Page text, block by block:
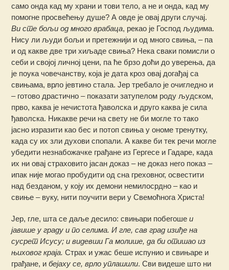
само онда кад му храни и тови тело, а не и онда, кад му
помогне просвећењу душе? А овде је овај други случај.
Ви сте бољи од много врабаца, рекао је Господ људима.
Нису ли људи бољи и претежнији и од много свиња, – па
и од какве две три хиљаде свиња? Нека сваки помисли о
себи и својој личној цени, па ће брзо доћи до уверења, да
је поука човечанству, која је дата кроз овај догађај са
свињама, врло јевтино стала. Јер требало је очигледно и
– готово драстично – показати затупелом роду људском,
прво, каква је нечистота ђаволска и друго каква је сила
ђаволска. Никакве речи на свету не би могле то тако
јасно изразити као бес и потоп свиња у ономе тренутку,
када су их зли духови спопали. А какве би тек речи могле
убедити незнабожачке грађане из Гергесе и Гадаре, када
их ни овај страховито јасан доказ – не доказ него показ –
ипак није могао пробудити од сна греховног, освестити
над безданом, у коју их демони немилосрдно – као и
свиње – вуку, нити поучити вери у Свемоћнога Христа!
Јер, гле, шта се даље десило: свињари побегошеи
јавише у граду и по селима. И гле, сав град изиђе на
сусрет Исусу; и видевши Га молише, да би отишао из
њиховог краја. Страх и ужас беше испунио и свињаре и
грађане, ибејаху се, врло уплашили. Сви видеше што ни